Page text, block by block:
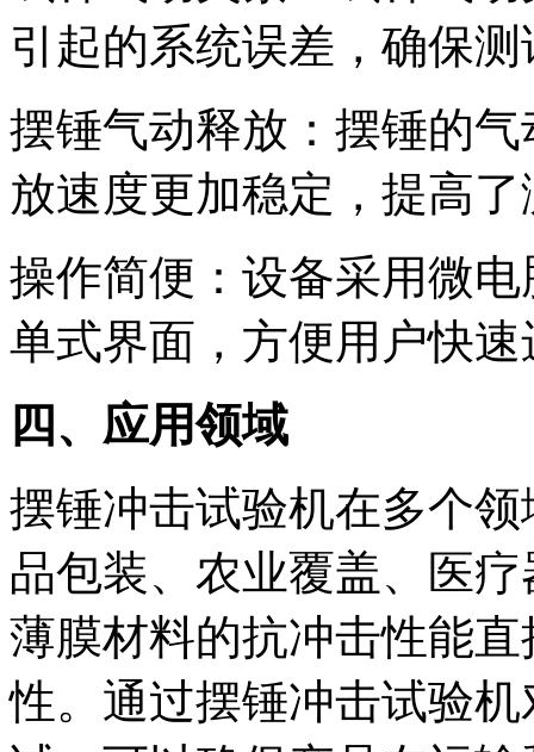
引起的系统误差，确保
摆锤气动释放：摆锤的
放速度更加稳定，提高
操作简便：设备采用微
单式界面，方便用户快
四、应用领域
摆锤冲击试验机在多个
品包装、农业覆盖、医
薄膜材料的抗冲击性能
性。通过摆锤冲击试验